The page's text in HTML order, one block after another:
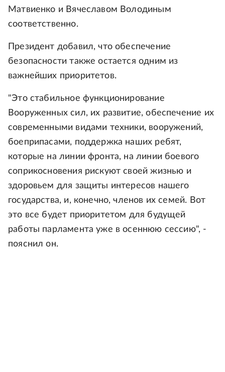
Матвиенко и Вячеславом Володиным
соответственно.
Президент добавил, что обеспечение
безопасности также остается одним из
важнейших приоритетов.
"Это стабильное функционирование
Вооруженных сил, их развитие, обеспечение их
современными видами техники, вооружений,
боеприпасами, поддержка наших ребят,
которые на линии фронта, на линии боевого
соприкосновения рискуют своей жизнью и
здоровьем для защиты интересов нашего
государства, и, конечно, членов их семей. Вот
это все будет приоритетом для будущей
работы парламента уже в осеннюю сессию", -
пояснил он.